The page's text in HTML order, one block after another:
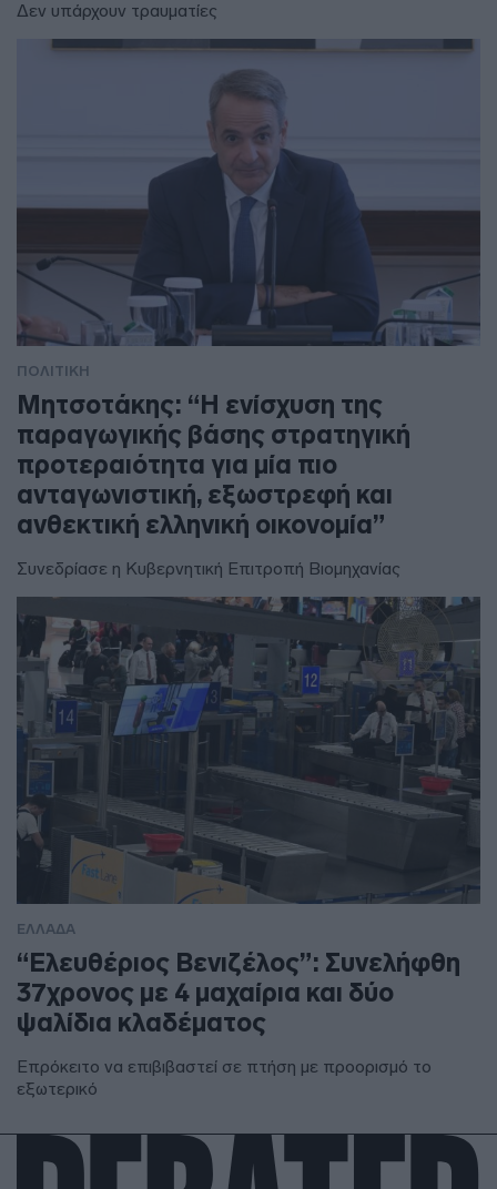
Δεν υπάρχουν τραυματίες
ΠΟΛΙΤΙΚΗ
Μητσοτάκης: “Η ενίσχυση της
παραγωγικής βάσης στρατηγική
προτεραιότητα για μία πιο
ανταγωνιστική, εξωστρεφή και
ανθεκτική ελληνική οικονομία”
Συνεδρίασε η Κυβερνητική Επιτροπή Βιομηχανίας
ΕΛΛΑΔΑ
“Ελευθέριος Βενιζέλος”: Συνελήφθη
37χρονος με 4 μαχαίρια και δύο
ψαλίδια κλαδέματος
Επρόκειτο να επιβιβαστεί σε πτήση με προορισμό το
εξωτερικό